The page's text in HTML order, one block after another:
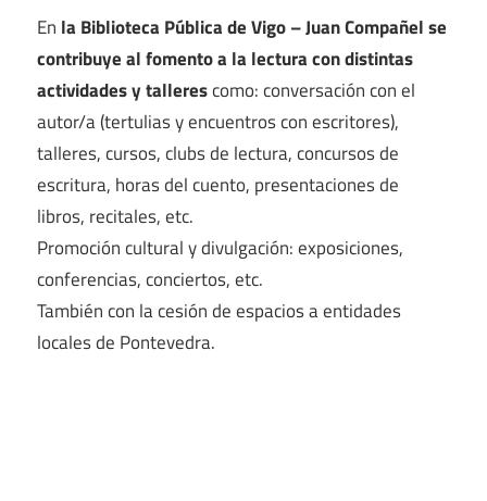
En la Biblioteca Pública de Vigo – Juan Compañel se
contribuye al fomento a la lectura con distintas
actividades y tallerescomo: conversación con el
autor/a (tertulias y encuentros con escritores),
talleres, cursos, clubs de lectura, concursos de
escritura, horas del cuento, presentaciones de
libros, recitales, etc.
Promoción cultural y divulgación: exposiciones,
conferencias, conciertos, etc.
También con la cesión de espacios a entidades
locales de Pontevedra.